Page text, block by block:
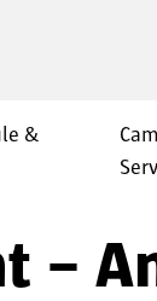
&
–